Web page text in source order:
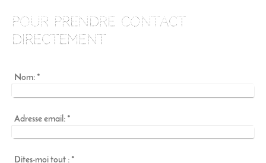
Pour prendre contact
directement
Nom: *
Adresse email: *
Dites-moi tout : *